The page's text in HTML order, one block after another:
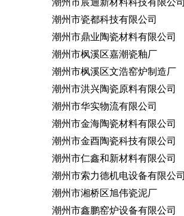
潮州市宸通新材料科技有限公司
潮州市瓷都科技有限公司
潮州市鼎业陶瓷材料有限公司
潮州市枫溪区嘉潮瓷釉厂
潮州市枫溪区文浩窑炉制造厂
潮州市洪兴陶瓷原料有限公司
潮州市华实物流有限公司
潮州市金海陶瓷材料有限公司
潮州市金酉陶瓷科技有限公司
潮州市仁鑫和新材料有限公司
潮州市索力德机电设备有限公司
潮州市湘桥区旭伟瓷泥厂
潮州市鑫鹏窑炉设备有限公司